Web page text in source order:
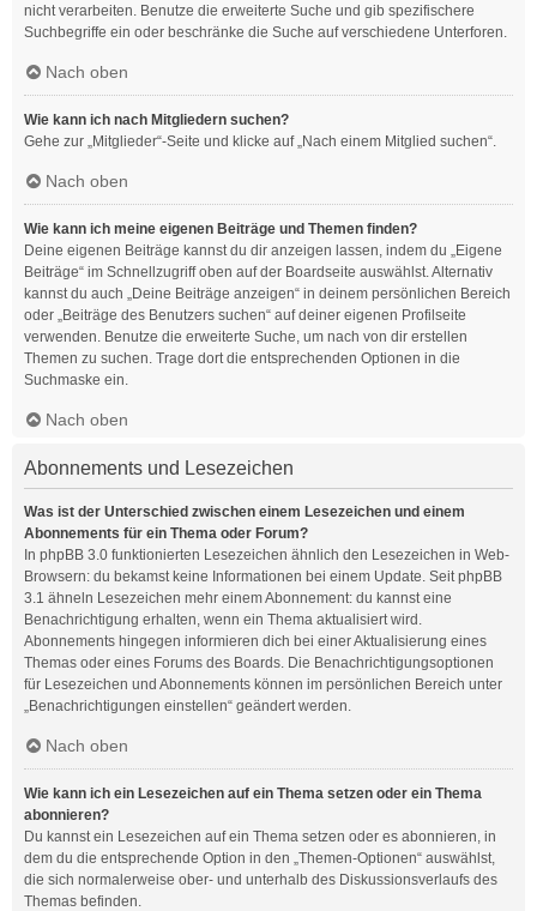
nicht verarbeiten. Benutze die erweiterte Suche und gib spezifischere
Suchbegriffe ein oder beschränke die Suche auf verschiedene Unterforen.
Nach oben
Wie kann ich nach Mitgliedern suchen?
Gehe zur „Mitglieder“-Seite und klicke auf „Nach einem Mitglied suchen“.
Nach oben
Wie kann ich meine eigenen Beiträge und Themen finden?
Deine eigenen Beiträge kannst du dir anzeigen lassen, indem du „Eigene
Beiträge“ im Schnellzugriff oben auf der Boardseite auswählst. Alternativ
kannst du auch „Deine Beiträge anzeigen“ in deinem persönlichen Bereich
oder „Beiträge des Benutzers suchen“ auf deiner eigenen Profilseite
verwenden. Benutze die erweiterte Suche, um nach von dir erstellen
Themen zu suchen. Trage dort die entsprechenden Optionen in die
Suchmaske ein.
Nach oben
Abonnements und Lesezeichen
Was ist der Unterschied zwischen einem Lesezeichen und einem
Abonnements für ein Thema oder Forum?
In phpBB 3.0 funktionierten Lesezeichen ähnlich den Lesezeichen in Web-
Browsern: du bekamst keine Informationen bei einem Update. Seit phpBB
3.1 ähneln Lesezeichen mehr einem Abonnement: du kannst eine
Benachrichtigung erhalten, wenn ein Thema aktualisiert wird.
Abonnements hingegen informieren dich bei einer Aktualisierung eines
Themas oder eines Forums des Boards. Die Benachrichtigungsoptionen
für Lesezeichen und Abonnements können im persönlichen Bereich unter
„Benachrichtigungen einstellen“ geändert werden.
Nach oben
Wie kann ich ein Lesezeichen auf ein Thema setzen oder ein Thema
abonnieren?
Du kannst ein Lesezeichen auf ein Thema setzen oder es abonnieren, in
dem du die entsprechende Option in den „Themen-Optionen“ auswählst,
die sich normalerweise ober- und unterhalb des Diskussionsverlaufs des
Themas befinden.